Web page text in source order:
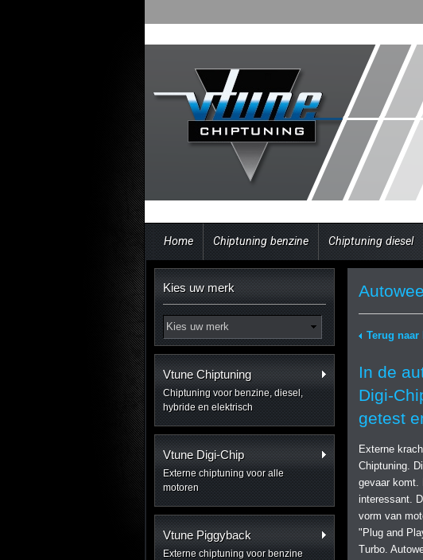
Home Chiptuning benzine Chiptuning diesel
Kies uw merk
Vtune Chiptuning
Chiptuning voor benzine, diesel,
hybride en elektrisch
Vtune Digi-Chip
Externe chiptuning voor alle
motoren
Vtune Piggyback
Externe chiptuning voor benzine
Terug
In de
Digi-
getest
Externe
Chiptuning.
gevaar komt.
interessant.
vorm van
"Plug and
Turbo.